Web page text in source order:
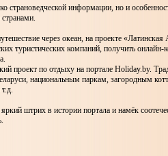
страноведческой информации, но и
через океан, на проекте
туристических компаний, получить
проект по отдыху на портале Holiday.by.
национальным паркам, загородным
штрих в истории портала и намёк